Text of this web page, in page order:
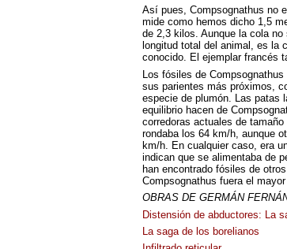
Así pues, Compsognathus no
mide como hemos dicho 1,5
de 2,3 kilos. Aunque la cola
longitud total del animal, es la
conocido. El ejemplar francés
Los fósiles de
sus parientes más próximos,
especie de plumón. Las patas
equilibrio hacen de
corredoras actuales de
rondaba los 64 km/h, aunque
km/h. En cualquier caso, era
indican que se alimentaba de
han encontrado fósiles de
Compsognathus fuera el
OBRASDE GERMÁN
Distensión de abductores: La
La saga de los borelianos